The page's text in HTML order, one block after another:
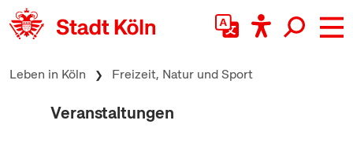
zum Inhalt springen
Leben in Köln Freizeit, Natur und Sport
Veranstaltungen